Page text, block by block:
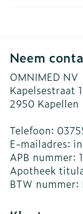
Neem
OMNIMED NV
Kapelsestraat
2950 Kapellen
Telefoon:
E-mailadres:
APB nummer:
Apotheek
BTW nummer: